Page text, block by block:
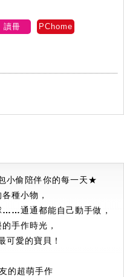
讀冊
PChome
小偷陪伴你的每一天★
種小物，
……通通都能自己動手做，
手作時光，
可愛的寶貝！
的超萌手作